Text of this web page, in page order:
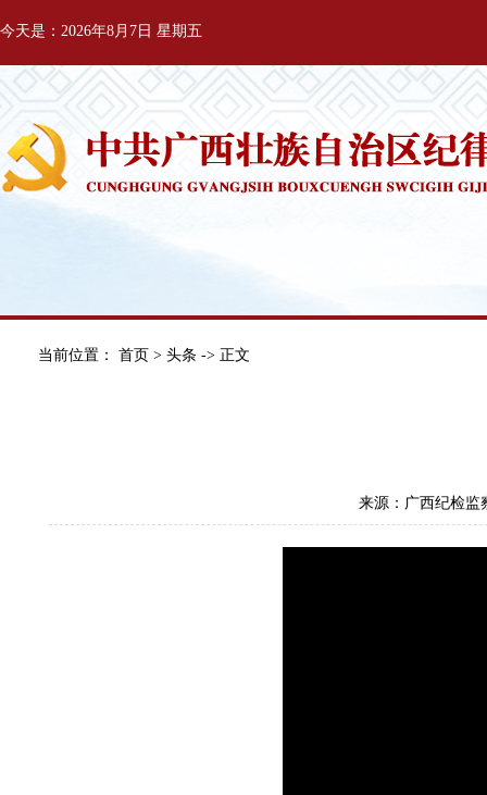
今天是：2026年8月7日 星期五
当前位置： 首页 > 头条 -> 正文
来源：广西纪检监